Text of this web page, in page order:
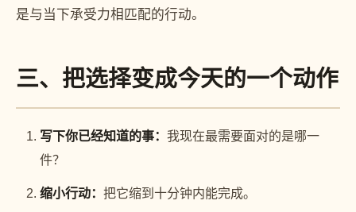
是与当下承受力相匹配的行动。
三、把选择变成今天的一个动作
写下你已经知道的事： 我现在最需要面对的是哪一
件？
缩小行动： 把它缩到十分钟内能完成。